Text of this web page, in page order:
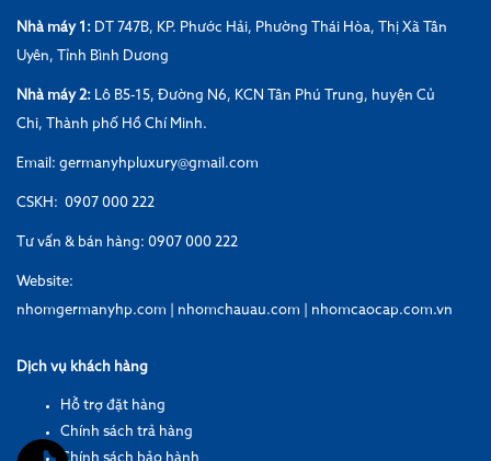
Nhà máy 1: DT 747B, KP. Phước Hải, Phường Thái Hòa, Thị Xã Tân
Uyên, Tỉnh Bình Dương
Nhà máy 2: Lô B5-15, Đường N6, KCN Tân Phú Trung, huyện Củ
Chi, Thành phố Hồ Chí Minh.
Email: germanyhpluxury@gmail.com
CSKH: 0907 000 222
Tư vấn & bán hàng: 0907 000 222
Website:
nhomgermanyhp.com
nhomchauau.com nhomcaocap.com.vn
Dịch vụ khách hàng
Hỗ trợ đặt hàng
Chính sách trả hàng